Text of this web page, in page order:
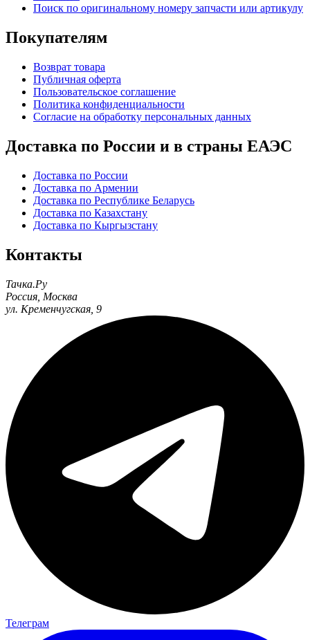
Поиск по оригинальному номеру запчасти или артикулу
Покупателям
Возврат товара
Публичная оферта
Пользовательское соглашение
Политика конфиденциальности
Согласие на обработку персональных данных
Доставка по России и в страны ЕАЭС
Доставка по России
Доставка по Армении
Доставка по Республике Беларусь
Доставка по Казахстану
Доставка по Кыргызстану
Контакты
Тачка.Ру
Россия Москва
ул. Кременчугская, 9
Телеграм